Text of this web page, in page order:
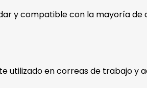
y compatible con la mayoría
utilizado en correas de trabajo